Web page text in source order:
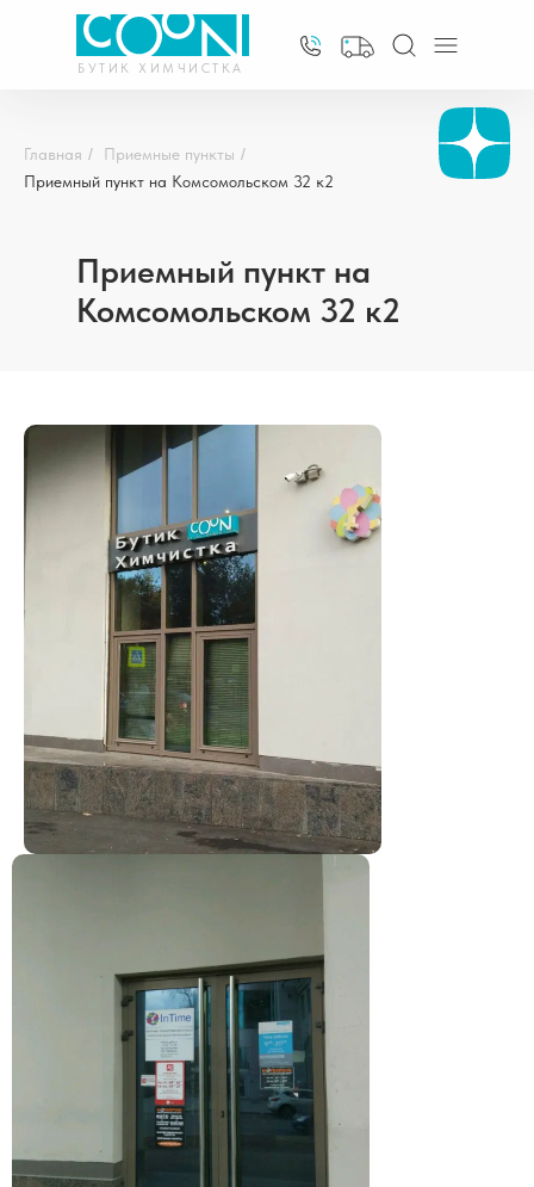
БУТИК ХИМЧИСТКА
Главная / Приемные пункты /
Приемный пункт на Комсомольском 32 к2
Приемный пункт на
Комсомольском 32 к2
Химчистка в Москве